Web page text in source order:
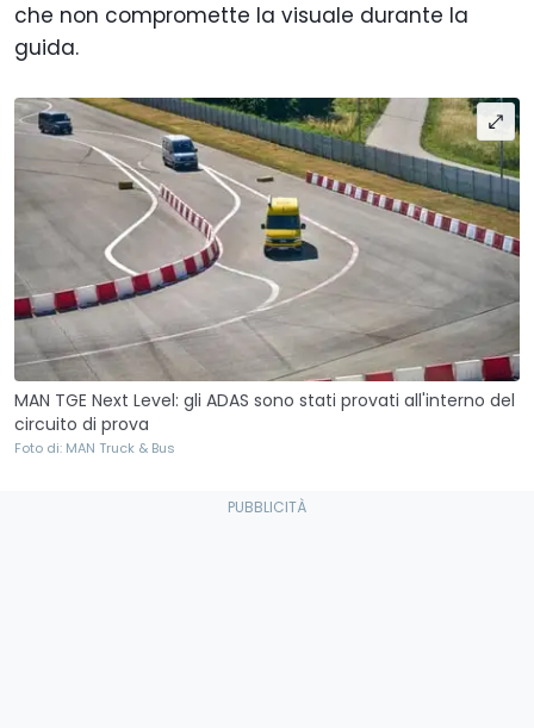
che non compromette la visuale durante la
guida.
MAN TGE Next Level: gli ADAS sono stati provati all'interno del
circuito di prova
Foto di: MAN Truck & Bus